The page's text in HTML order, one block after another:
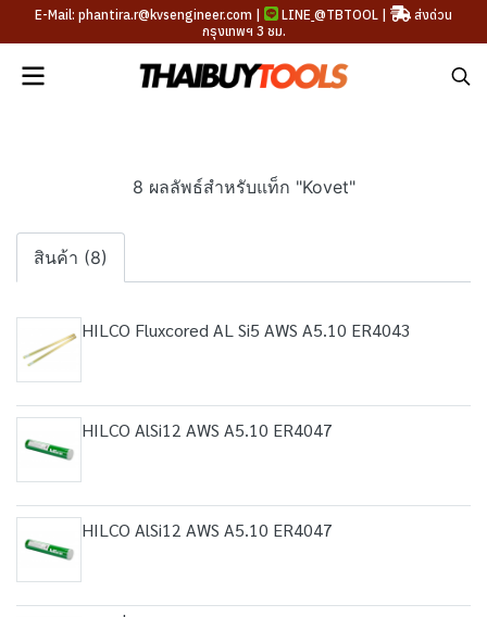
E-Mail: phantira.r@kvsengineer.com | LINE @TBTOOL |
ส่งด่วน
กรุงเทพฯ 3 ชม.
8 ผลลัพธ์สำหรับแท็ก "Kovet"
สินค้า (8)
HILCO Fluxcored AL Si5 AWS A5.10 ER4043
HILCO AlSi12 AWS A5.10 ER4047
HILCO AlSi12 AWS A5.10 ER4047